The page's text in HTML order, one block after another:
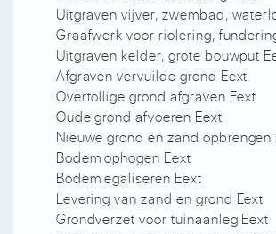
Uitgraven vijver, zwembad,
Graafwerk voor riolering,
Uitgraven kelder, grote bouwput
Afgraven vervuilde grond Eext
Overtollige grond afgraven Eext
Oude grond afvoeren Eext
Nieuwe grond en zand opbrengen
Bodem ophogen Eext
Bodem egaliseren Eext
Levering van zand en grond Eext
Grondverzet voor tuinaanleg Eext